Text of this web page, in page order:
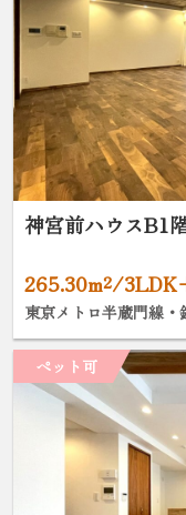
神宮前ハウスB1
265.30m²/
東京メトロ半蔵門線
ペット可